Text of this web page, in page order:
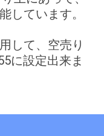
しています。
して、空売り
に設定出来ま